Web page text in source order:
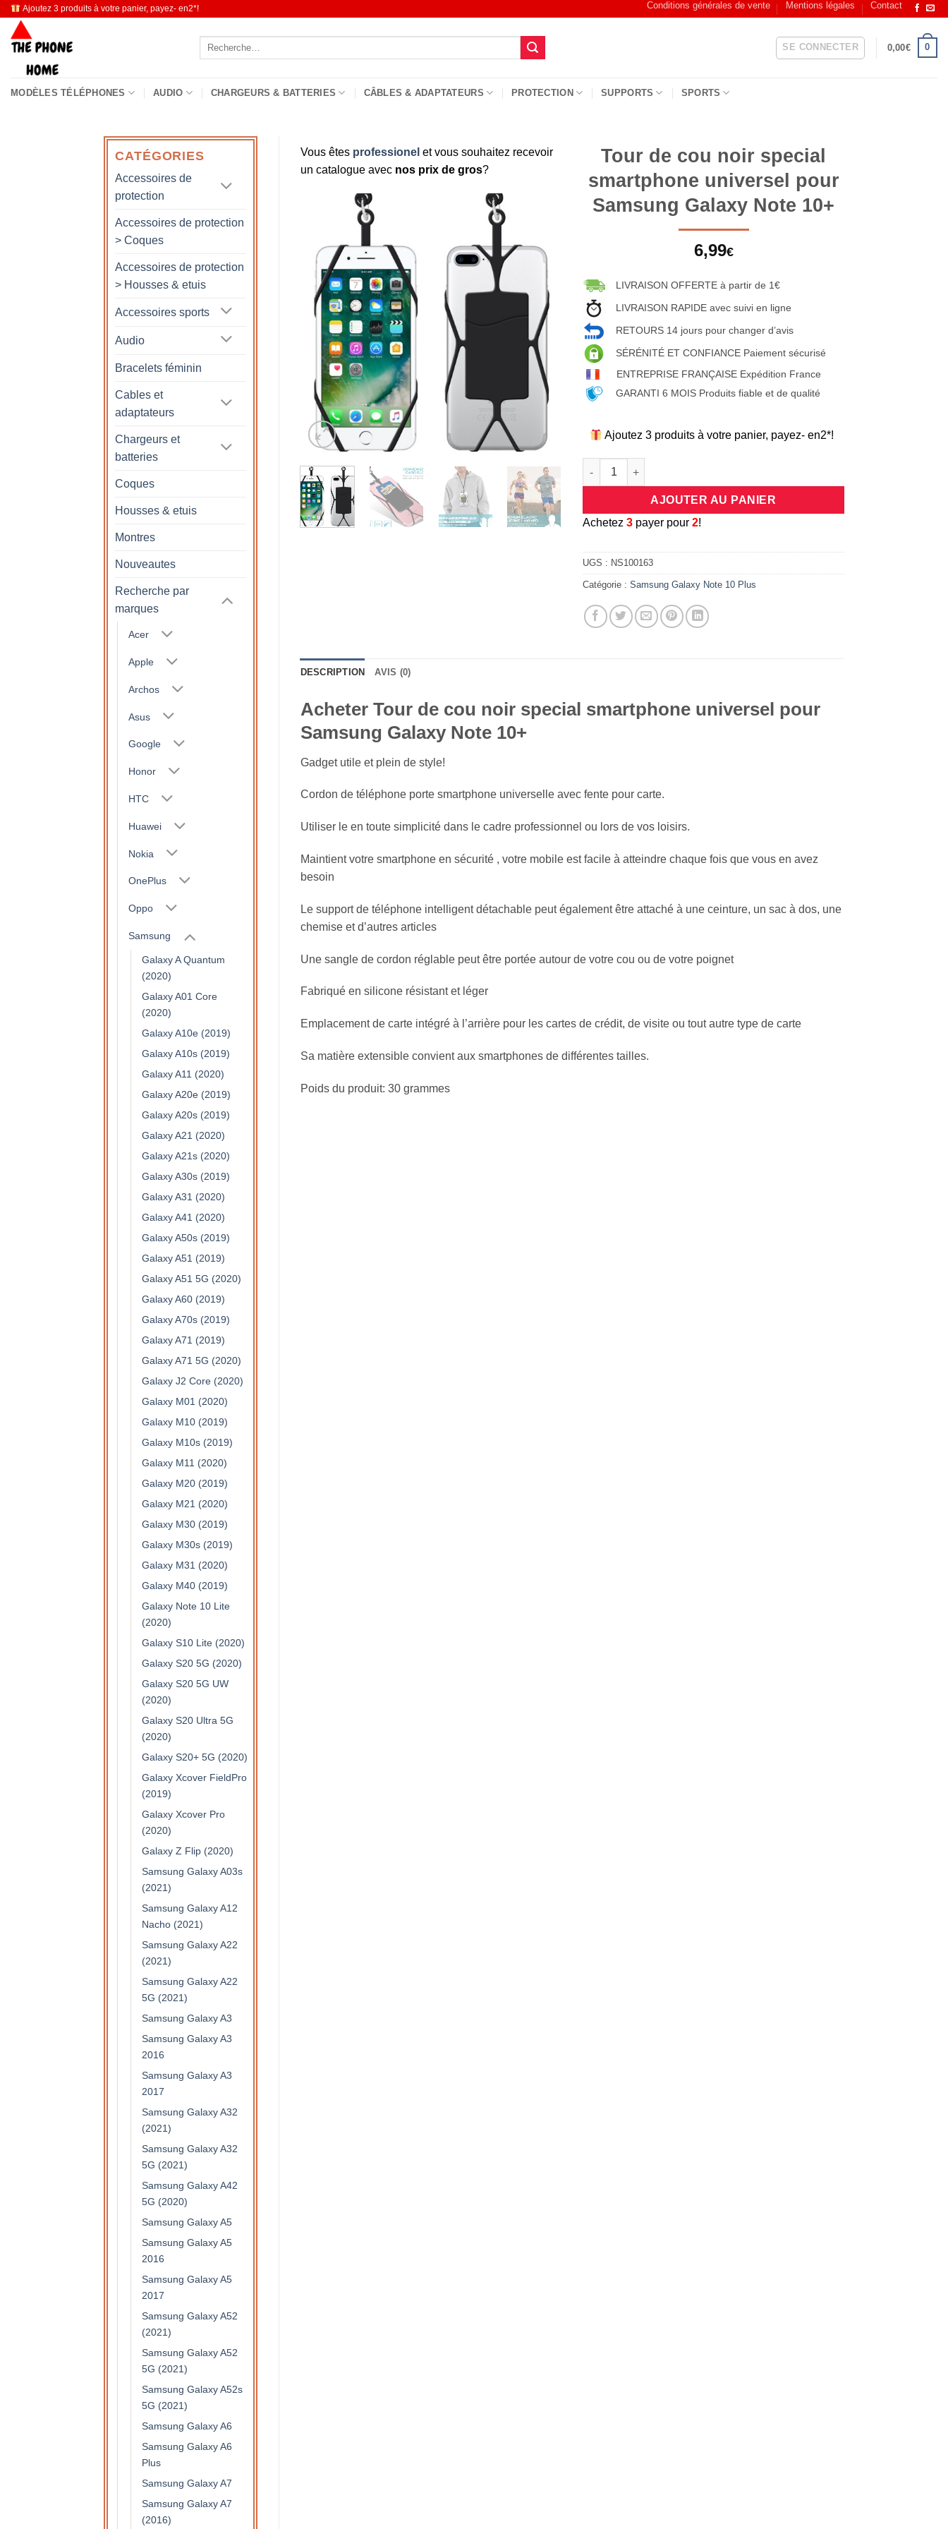
Passer
contenu
Ajoutez 3 produits à votre panier, payez- en2*! Conditions générales de vente Mentions légales Contact
Recherche
SE CONNECTER 0,00€ 0
MODÈLES TÉLÉPHONES AUDIO CHARGEURS & BATTERIES CÂBLES & ADAPTATEURS PROTECTION SUPPORTS SPORTS
CATÉGORIES
Accessoires de
protection
Accessoires de protection
> Coques
Accessoires de protection
> Housses & etuis
Accessoires sports
Audio
Bracelets féminin
Cables et
adaptateurs
Chargeurs et
batteries
Coques
Housses & etuis
Montres
Nouveautes
Recherche par
marques
Acer
Apple
Archos
Asus
Google
Honor
HTC
Huawei
Nokia
OnePlus
Oppo
Samsung
Galaxy A Quantum
(2020)
Galaxy A01 Core
(2020)
Galaxy A10e (2019)
Galaxy A10s (2019)
Galaxy A11 (2020)
Galaxy A20e (2019)
Galaxy A20s (2019)
Galaxy A21 (2020)
Galaxy A21s (2020)
Galaxy A30s (2019)
Galaxy A31 (2020)
Galaxy A41 (2020)
Galaxy A50s (2019)
Galaxy A51 (2019)
Galaxy A51 5G (2020)
Galaxy A60 (2019)
Galaxy A70s (2019)
Galaxy A71 (2019)
Galaxy A71 5G (2020)
Galaxy J2 Core (2020)
Galaxy M01 (2020)
Galaxy M10 (2019)
Galaxy M10s (2019)
Galaxy M11 (2020)
Galaxy M20 (2019)
Galaxy M21 (2020)
Galaxy M30 (2019)
Galaxy M30s (2019)
Galaxy M31 (2020)
Galaxy M40 (2019)
Galaxy Note 10 Lite
(2020)
Galaxy S10 Lite (2020)
Galaxy S20 5G (2020)
Galaxy S20 5G UW
(2020)
Galaxy S20 Ultra 5G
(2020)
Galaxy S20+ 5G (2020)
Galaxy Xcover FieldPro
(2019)
Galaxy Xcover Pro
(2020)
Galaxy Z Flip (2020)
Samsung Galaxy A03s
(2021)
Samsung Galaxy A12
Nacho (2021)
Samsung Galaxy A22
(2021)
Samsung Galaxy A22
5G (2021)
Samsung Galaxy A3
Samsung Galaxy A3
2016
Samsung Galaxy A3
2017
Samsung Galaxy A32
(2021)
Samsung Galaxy A32
5G (2021)
Samsung Galaxy A42
5G (2020)
Samsung Galaxy A5
Samsung Galaxy A5
2016
Samsung Galaxy A5
2017
Samsung Galaxy A52
(2021)
Samsung Galaxy A52
5G (2021)
Samsung Galaxy A52s
5G (2021)
Samsung Galaxy A6
Samsung Galaxy A6
Plus
Samsung Galaxy A7
Samsung Galaxy A7
(2016)
Vous êtes professionel et vous souhaitez recevoir
un catalogue avec nos prix de gros?
Tour de cou noir special
smartphone universel pour
Samsung Galaxy Note 10+
6,99€
LIVRAISON OFFERTE à partir de 1€
LIVRAISON RAPIDE avec suivi en ligne
RETOURS 14 jours pour changer d’avis
SÉRÉNITÉ ET CONFIANCE Paiement sécurisé
ENTREPRISE FRANÇAISE Expédition France
GARANTI 6 MOIS Produits fiable et de qualité
Ajoutez 3 produits à votre panier, payez- en2*!
quantité de Tour de cou noir special smartphone universel pour Samsung
AJOUTER AU PANIER
Achetez3 payer pour2!
UGS : NS100163
Catégorie :Samsung Galaxy Note 10 Plus
DESCRIPTION AVIS (0)
Acheter Tour de cou noir special smartphone universel pour
Samsung Galaxy Note 10+
Gadget utile et plein de style!
Cordon de téléphone porte smartphone universelle avec fente pour carte.
Utiliser le en toute simplicité dans le cadre professionnel ou lors de vos loisirs.
Maintient votre smartphone en sécurité , votre mobile est facile à atteindre chaque fois que vous en avez
besoin
Le support de téléphone intelligent détachable peut également être attaché à une ceinture, un sac à dos, une
chemise et d’autres articles
Une sangle de cordon réglable peut être portée autour de votre cou ou de votre poignet
Fabriqué en silicone résistant et léger
Emplacement de carte intégré à l’arrière pour les cartes de crédit, de visite ou tout autre type de carte
Sa matière extensible convient aux smartphones de différentes tailles.
Poids du produit: 30 grammes